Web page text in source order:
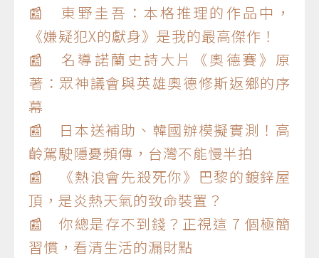
📰 東野圭吾：本格推理的作品中，
《嫌疑犯X的獻身》是我的最高傑作！
📰 名導諾蘭史詩大片《奧德賽》原
著：眾神議會與英雄奧德修斯返鄉的序
幕
📰 日本送補助、韓國辦模擬實測！高
齡駕駛隱憂頻傳，台灣不能慢半拍
📰 《熱浪會先殺死你》巴黎的鍍鋅屋
頂，是炎熱天氣的致命裝置？
📰 你總是存不到錢？正視這 7 個極簡
習慣，看清生活的漏財點